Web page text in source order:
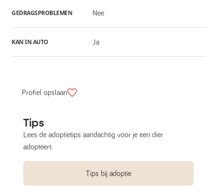
GEDRAGSPROBLEMEN Nee
KAN IN AUTO Ja
Profiel opslaan
Tips
Lees de adoptietips aandachtig voor je een dier
adopteert.
Tips bij adoptie